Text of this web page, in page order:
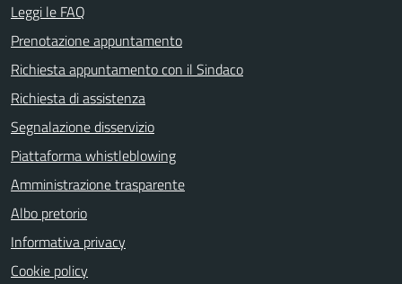
Leggi le FAQ
Prenotazione appuntamento
Richiesta appuntamento con il Sindaco
Richiesta di assistenza
Segnalazione disservizio
Piattaforma whistleblowing
Amministrazione trasparente
Albo pretorio
Informativa privacy
Cookie policy